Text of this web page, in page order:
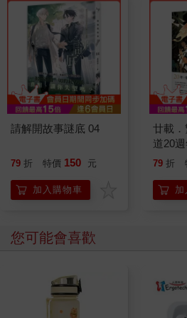
請解開故事謎底 04
79 折 特價 150 元
加入購物車
廿載．
道20
79 折
加
您可能會喜歡